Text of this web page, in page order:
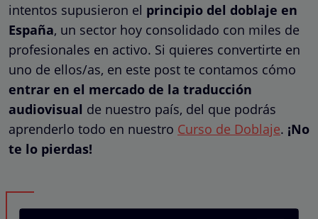
intentos supusieron el principio del doblaje en
España, un sector hoy consolidado con miles de
profesionales en activo. Si quieres convertirte en
uno de ellos/as, en este post te contamos cómo
entrar en el mercado de la traducción
audiovisual de nuestro país, del que podrás
aprenderlo todo en nuestro Curso de Doblaje. ¡No
te lo pierdas!